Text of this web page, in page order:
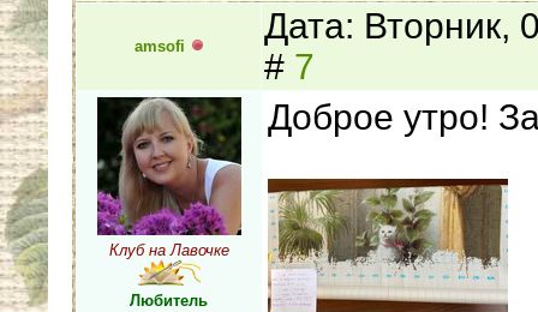
amsofi
Дата: Вторник,
# 7
Клуб на Лавочке
Любитель
Доброе утро!